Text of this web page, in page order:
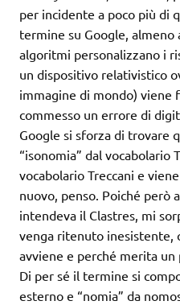
per incidente a poco più di
termine su Google, almeno
algoritmi personalizzano i
un dispositivo relativistico
immagine di mondo) viene
commesso un errore di
Google si sforza di trovare
“isonomia” dal vocabolario
vocabolario Treccani e
nuovo, penso. Poiché però
intendeva il Clastres, mi
venga ritenuto inesistente,
avviene e perché merita un
Di per sé il termine si
esterno e “nomia” da